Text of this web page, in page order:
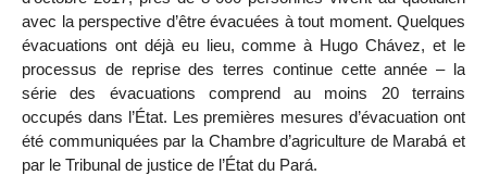
avec la perspective d’être évacuées à tout moment. Quelques
évacuations ont déjà eu lieu, comme à Hugo Chávez, et le
processus de reprise des terres continue cette année – la
série des évacuations comprend au moins 20 terrains
occupés dans l’État. Les premières mesures d’évacuation ont
été communiquées par la Chambre d’agriculture de Marabá et
par le Tribunal de justice de l’État du Pará.